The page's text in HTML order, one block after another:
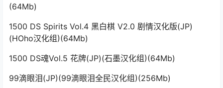
(64Mb)
1500 DS Spirits Vol.4 黑白棋 V2.0 剧情汉化版(JP)
(HOho汉化组)(64Mb)
1500 DS魂Vol.5 花牌(JP)(石墨汉化组)(64Mb)
99滴眼泪(JP)(99滴眼泪全民汉化组)(256Mb)